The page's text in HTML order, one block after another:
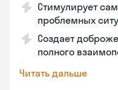
Стимулирует
проблемных
Создает
полного
Читать дальше